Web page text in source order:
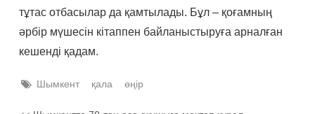
тұтас отбасылар да қамтылады. Бұл – қоғамның
әрбір мүшесін кітаппен байланыстыруға арналған
кешенді қадам.
Шымкент қала өңір